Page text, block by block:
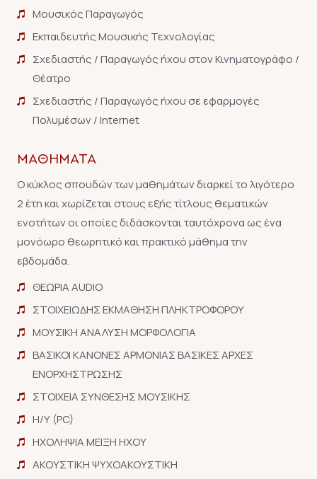
Μουσικός Παραγωγός
Εκπαιδευτής Μουσικής Τεχνολογίας
Σχεδιαστής / Παραγωγός ήχου στον Κινηματογράφο /
Θέατρο
Σχεδιαστής / Παραγωγός ήχου σε εφαρμογές
Πολυμέσων / Internet
ΜΑΘΉΜΑΤΑ
Ο κύκλος σπουδών των μαθημάτων διαρκεί το λιγότερο
2 έτη και χωρίζεται στους εξής τίτλους θεματικών
ενοτήτων οι οποίες διδάσκονται ταυτόχρονα ως ένα
μονόωρο θεωρητικό και πρακτικό μάθημα την
εβδομάδα.
ΘΕΩΡΙΑ AUDIO
ΣΤΟΙΧΕΙΩΔΗΣ ΕΚΜΑΘΗΣΗ ΠΛΗΚΤΡΟΦΟΡΟΥ
ΜΟΥΣΙΚΗ ΑΝΑΛΥΣΗ ΜΟΡΦΟΛΟΓΙΑ
ΒΑΣΙΚΟΙ ΚΑΝΟΝΕΣ ΑΡΜΟΝΙΑΣ ΒΑΣΙΚΕΣ ΑΡΧΕΣ
ΕΝΟΡΧΗΣΤΡΩΣΗΣ
ΣΤΟΙΧΕΙΑ ΣΥΝΘΕΣΗΣ ΜΟΥΣΙΚΗΣ
Η/Υ (PC)
ΗΧΟΛΗΨΙΑ ΜΕΙΞΗ ΗΧΟΥ
ΑΚΟΥΣΤΙΚΗ ΨΥΧΟΑΚΟΥΣΤΙΚΗ